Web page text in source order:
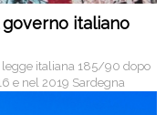
governo italiano
legge italiana 185/90 dopo
e nel 2019 Sardegna